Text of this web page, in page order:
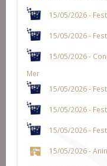
15/05/2026 -
15/05/2026 -
15/05/2026 -
Mer
15/05/2026 -
15/05/2026 -
15/05/2026 -
15/05/2026 -